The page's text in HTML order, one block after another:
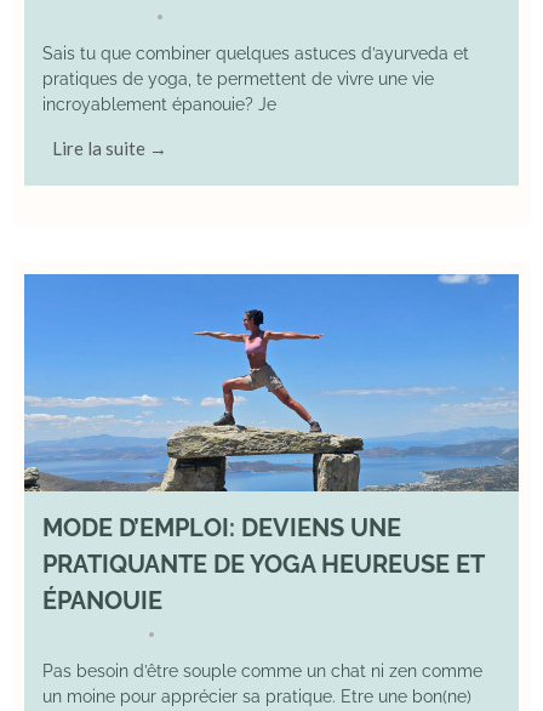
•
Sais tu que combiner quelques astuces d’ayurveda et
pratiques de yoga, te permettent de vivre une vie
incroyablement épanouie? Je
Lire la suite →
MODE D’EMPLOI: DEVIENS UNE
PRATIQUANTE DE YOGA HEUREUSE ET
ÉPANOUIE
•
Pas besoin d’être souple comme un chat ni zen comme
un moine pour apprécier sa pratique. Etre une bon(ne)